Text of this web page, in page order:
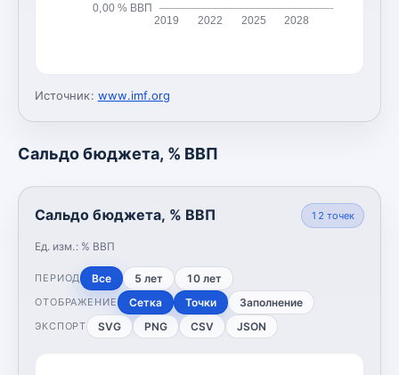
0,00 % ВВП
2019 2022 2025 2028
Источник: www.imf.org
Сальдо бюджета, % ВВП
Сальдо бюджета, % ВВП
Ед. изм.: % ВВП
12 точек
ПЕРИОД Все 5 лет 10 лет
ОТОБРАЖЕНИЕ Сетка Точки Заполнение
ЭКСПОРТ SVG PNG CSV JSON